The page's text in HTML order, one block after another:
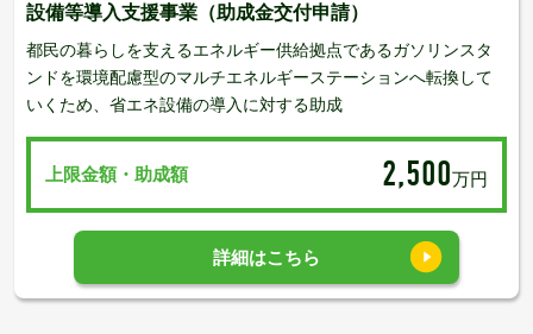
設備等導入支援事業（助成金交付申請）
都民の暮らしを支えるエネルギー供給拠点であるガソリンスタ
ンドを環境配慮型のマルチエネルギーステーションへ転換して
いくため、省エネ設備の導入に対する助成
上限金額・助成額 2,500万円
詳細はこちら